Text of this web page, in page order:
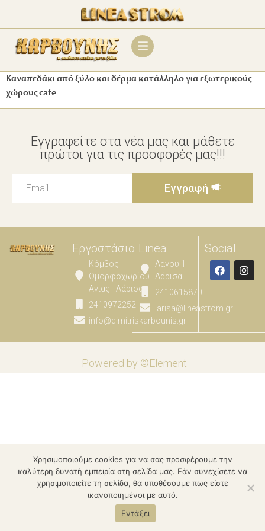
Καναπεδάκι από ξύλο και δέρμα κατάλληλο για εξωτερικούς
χώρους cafe
Εγγραφείτε στα νέα μας και μάθετε
πρώτοι για τις προσφορές μας!!!
Εγγραφή
Εργοστάσιο
Κόμβος
Ομορφοχωρίου
Αγιας - Λάρισας
2410972252
info@dimitriskarbounis.gr
Linea
Λαγου 1
Λάρισα
2410615870
larisa@lineastrom.gr
Social
Powered by ©Element
Χρησιμοποιούμε cookies για να σας προσφέρουμε την
καλύτερη δυνατή εμπειρία στη σελίδα μας. Εάν συνεχίσετε να
χρησιμοποιείτε τη σελίδα, θα υποθέσουμε πως είστε
ικανοποιημένοι με αυτό.
Εντάξει